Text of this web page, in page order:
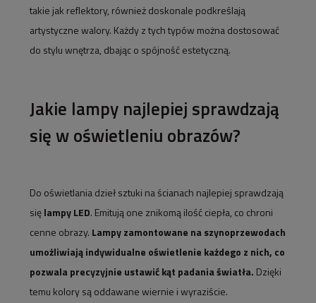
takie jak reflektory, również doskonale podkreślają
artystyczne walory. Każdy z tych typów można dostosować
do stylu wnętrza, dbając o spójność estetyczną.
Jakie lampy najlepiej sprawdzają
się w oświetleniu obrazów?
Do oświetlania dzieł sztuki na ścianach najlepiej sprawdzają
sięlampy LED. Emitują one znikomą ilość ciepła, co chroni
cenne obrazy. Lampy zamontowane na szynoprzewodach
umożliwiają indywidualne oświetlenie każdego z nich, co
pozwala precyzyjnie ustawić kąt padania światła. Dzięki
temu kolory są oddawane wiernie i wyraziście.